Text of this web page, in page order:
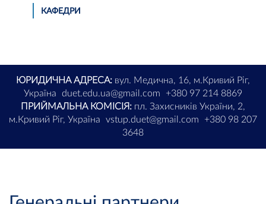
КАФЕДРИ
ЮРИДИЧНА АДРЕСА: вул. Медична, 16, м.Кривий Ріг,
Україна
duet.edu.ua@gmail.com
+380 97 214 8869
ПРИЙМАЛЬНА КОМІСІЯ: пл. Захисників України, 2,
м.Кривий Ріг, Україна
vstup.duet@gmail.com
+380 98 207
3648